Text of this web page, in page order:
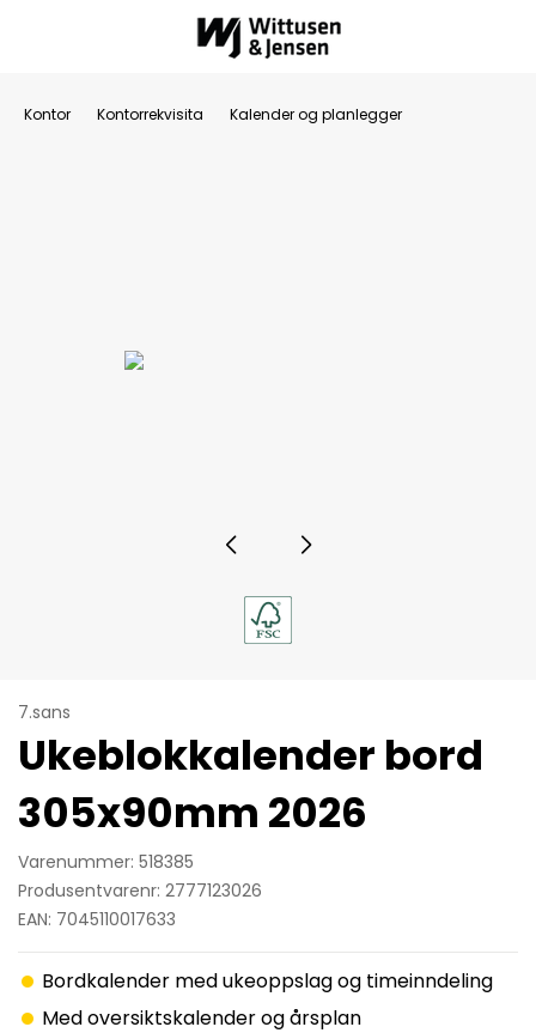
Kontor Kontorrekvisita Kalender og planlegger
7.sans
Ukeblokkalender bord
305x90mm 2026
Varenummer: 518385
Produsentvarenr: 2777123026
EAN: 7045110017633
Bordkalender med ukeoppslag og timeinndeling
Med oversiktskalender og årsplan